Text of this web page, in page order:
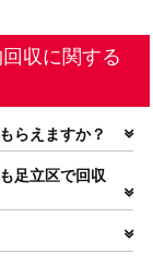
収に関する
らえますか？
足立区で回収